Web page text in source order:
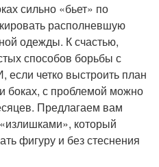
сильно «бьет» по
располневшую
одежды. К счастью,
способов борьбы с
четко выстроить план
боках, с проблемой можно
Предлагаем вам
который
фигуру и без стеснения